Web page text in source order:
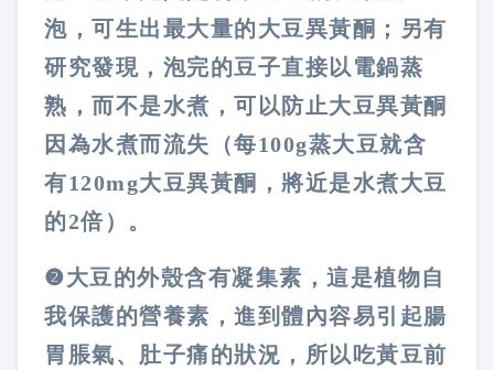
泡，可生出最大量的大豆異黃酮；另有
研究發現，泡完的豆子直接以電鍋蒸
熟，而不是水煮，可以防止大豆異黃酮
因為水煮而流失（每100g蒸大豆就含
有120mg大豆異黃酮，將近是水煮大豆
的2倍）。
❷大豆的外殼含有凝集素，這是植物自
我保護的營養素，進到體內容易引起腸
胃脹氣、肚子痛的狀況，所以吃黃豆前